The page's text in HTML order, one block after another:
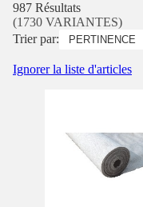
987 Résultats
(1730 VARIANTES)
Trier par:
Ignorer la liste d'articles